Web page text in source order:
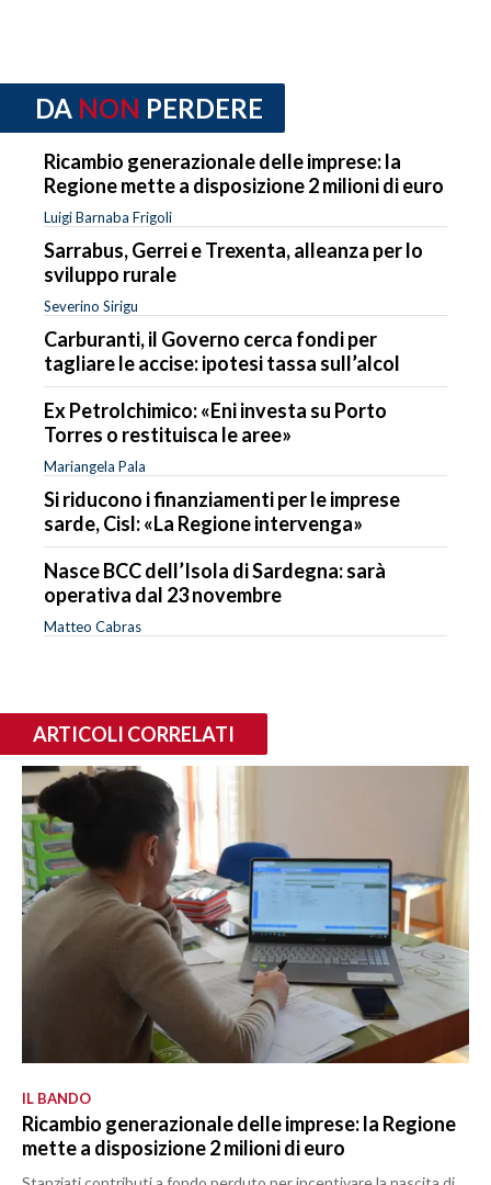
DA NON PERDERE
Ricambio generazionale delle imprese: la
Regione mette a disposizione 2 milioni di euro
Luigi Barnaba Frigoli
Sarrabus, Gerrei e Trexenta, alleanza per lo
sviluppo rurale
Severino Sirigu
Carburanti, il Governo cerca fondi per
tagliare le accise: ipotesi tassa sull’alcol
Ex Petrolchimico: «Eni investa su Porto
Torres o restituisca le aree»
Mariangela Pala
Si riducono i finanziamenti per le imprese
sarde, Cisl: «La Regione intervenga»
Nasce BCC dell’Isola di Sardegna: sarà
operativa dal 23 novembre
Matteo Cabras
ARTICOLI CORRELATI
IL BANDO
Ricambio generazionale delle imprese: la Regione
mette a disposizione 2 milioni di euro